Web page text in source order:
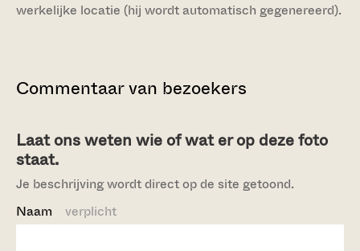
werkelijke locatie (hij wordt automatisch gegenereerd).
Commentaar van bezoekers
Laat ons weten wie of wat er op deze foto
staat.
Je beschrijving wordt direct op de site getoond.
Naam verplicht